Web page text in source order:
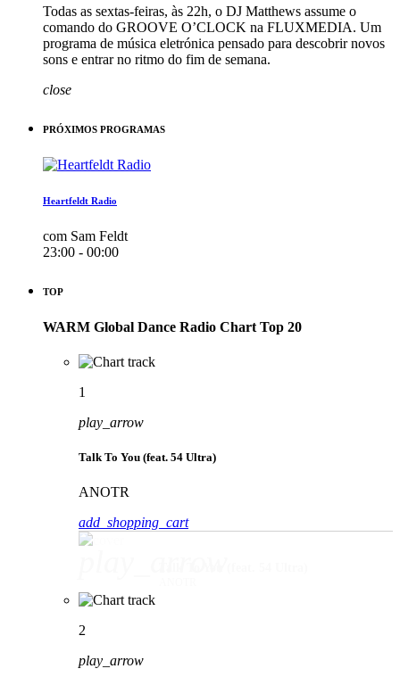
Todas as sextas-feiras, às 22h, o DJ Matthews assume o
comando do GROOVE O’CLOCK na FLUXMEDIA. Um
programa de música eletrónica pensado para descobrir novos
sons e entrar no ritmo do fim de semana.
close
PRÓXIMOS PROGRAMAS
Heartfeldt Radio
com Sam Feldt
23:00 - 00:00
TOP
WARM Global Dance Radio Chart Top 20
1
play_arrow
Talk To You (feat. 54 Ultra)
ANOTR
add_shopping_cart
2
play_arrow